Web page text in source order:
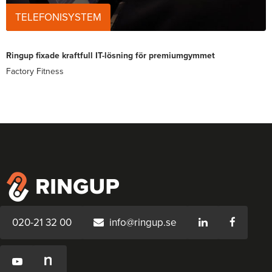
TELEFONISYSTEM
Ringup fixade kraftfull IT-lösning för premiumgymmet
Factory Fitness
020-21 32 00 info@ringup.se